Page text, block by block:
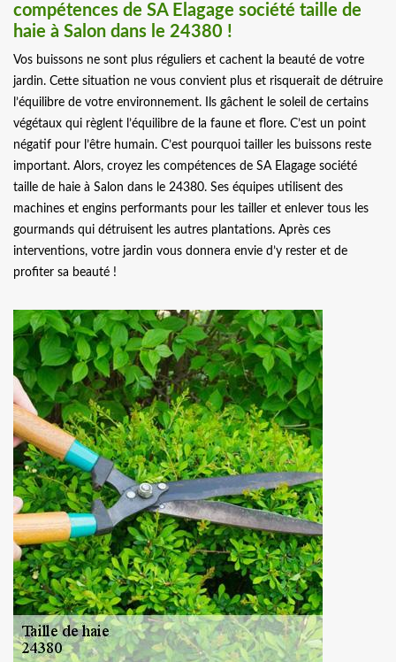
compétences de SA Elagage société taille de
haie à Salon dans le 24380 !
Vos buissons ne sont plus réguliers et cachent la beauté de votre
jardin. Cette situation ne vous convient plus et risquerait de détruire
l’équilibre de votre environnement. Ils gâchent le soleil de certains
végétaux qui règlent l’équilibre de la faune et flore. C’est un point
négatif pour l’être humain. C’est pourquoi tailler les buissons reste
important. Alors, croyez les compétences de SA Elagage société
taille de haie à Salon dans le 24380. Ses équipes utilisent des
machines et engins performants pour les tailler et enlever tous les
gourmands qui détruisent les autres plantations. Après ces
interventions, votre jardin vous donnera envie d’y rester et de
profiter sa beauté !